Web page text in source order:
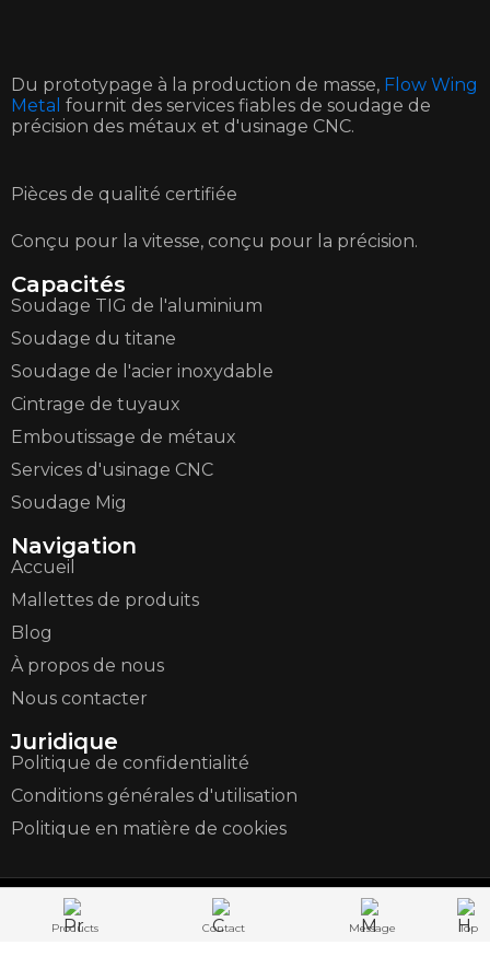
Du prototypage à la production de masse, Flow Wing
Metal fournit des services fiables de soudage de
précision des métaux et d'usinage CNC.
Pièces de qualité certifiée
Conçu pour la vitesse, conçu pour la précision.
Capacités
Soudage TIG de l'aluminium
Soudage du titane
Soudage de l'acier inoxydable
Cintrage de tuyaux
Emboutissage de métaux
Services d'usinage CNC
Soudage Mig
Navigation
Accueil
Mallettes de produits
Blog
À propos de nous
Nous contacter
Juridique
Politique de confidentialité
Conditions générales d'utilisation
Politique en matière de cookies
2026 Flow Wing Metal| Soudage de précision des
métaux et usinage CNC
Tous droits réservés.
Products Contact Message Top